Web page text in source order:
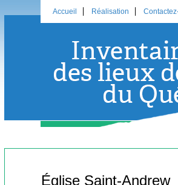
Accueil Réalisation
Église Saint-Andrew